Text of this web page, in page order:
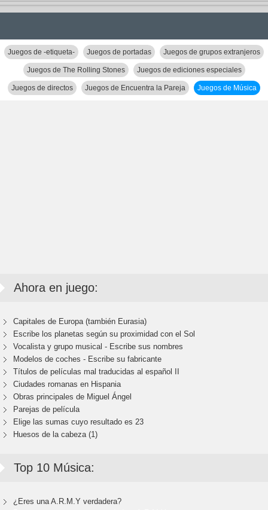
Juegos de -etiqueta- Juegos de portadas Juegos de grupos extranjeros
Juegos de The Rolling Stones Juegos de ediciones especiales
Juegos de directos Juegos de Encuentra la Pareja Juegos de Música
Ahora en juego:
Capitales de Europa (también Eurasia)
Escribe los planetas según su proximidad con el Sol
Vocalista y grupo musical - Escribe sus nombres
Modelos de coches - Escribe su fabricante
Títulos de películas mal traducidas al español II
Ciudades romanas en Hispania
Obras principales de Miguel Ángel
Parejas de película
Elige las sumas cuyo resultado es 23
Huesos de la cabeza (1)
Top 10 Música:
¿Eres una A.R.M.Y verdadera?